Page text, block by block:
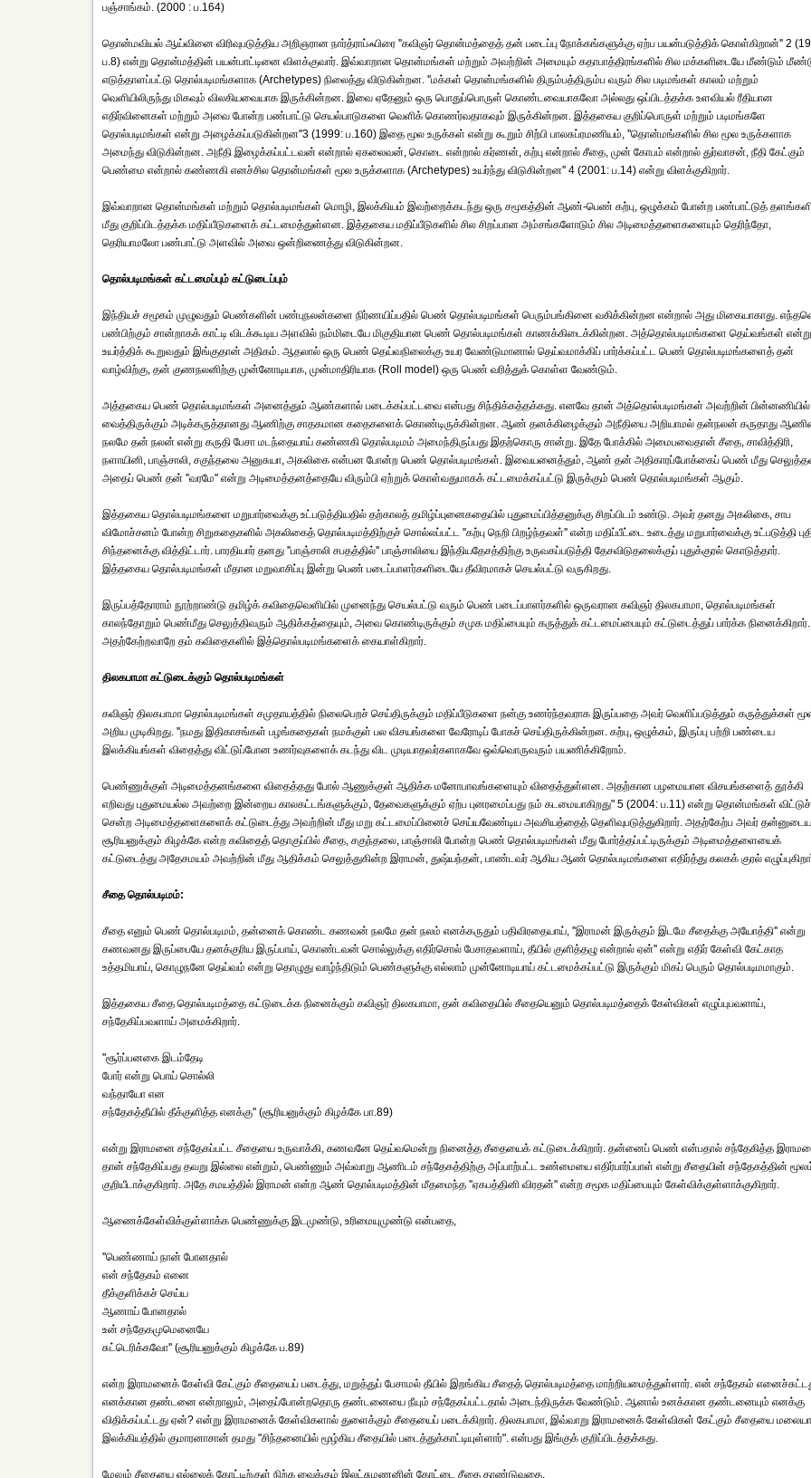
பஞ்சாங்கம். (2000 : ப.164)
தொன்மவியல் ஆய்வினை விரிவுபடுத்திய அறிஞரான நார்த்ராப்ஃபிரை ''கவிஞர் தொன்மத்தைத் தன் படைப்பு நோக்கங்களுக்கு ஏற்ப பயன்படுத்திக் கொள்கிறான்'' 2
ப.8) என்று தொன்மத்தின் பயன்பாட்டினை விளக்குவார். இவ்வாறான தொன்மங்கள் மற்றும் அவற்றின் அமையும் கதாபாத்திரங்களில் சில மக்களிடையே மீண்டும்
எடுத்தாளப்பட்டு தொல்படிமங்களாக (Archetypes) நிலைத்து விடுகின்றன. ''மக்கள் தொன்மங்களில் திரும்பத்திரும்ப வரும் சில படிமங்கள் காலம் மற்றும்
வெளியிலிருந்து மிகவும் விலகியவையாக இருக்கின்றன. இவை ஏதேனும் ஒரு பொதுப்பொருள் கொண்டவையாகவோ அல்லது ஒப்பிடத்தக்க உளவியல் ரீதியான
எதிர்வினைகள் மற்றும் அவை போன்ற பண்பாட்டு செயல்பாடுகளை வெளிக் கொணர்வதாகவும் இருக்கின்றன. இத்தகைய குறிப்பொருள் மற்றும் படிமங்களே
தொல்படிமங்கள் என்று அழைக்கப்படுகின்றன''3 (1999: ப.160) இதை மூல உருக்கள் என்று கூறும் சிற்பி பாலசுப்ரமணியம், ''தொன்மங்களில் சில மூல உருக்களாக
அமைந்து விடுகின்றன. அநீதி இழைக்கப்பட்டவன் என்றால் ஏகலைவன், கொடை என்றால் கர்ணன், கற்பு என்றால் சீதை, முன் கோபம் என்றால் துர்வாசன், நீதி கேட்கும்
பெண்மை என்றால் கண்ணகி எனச்சில தொன்மங்கள் மூல உருக்களாக (Archetypes) உயர்ந்து விடுகின்றன'' 4 (2001: ப.14) என்று விளக்குகிறார்.
இவ்வாறான தொன்மங்கள் மற்றும் தொல்படிமங்கள் மொழி, இலக்கியம் இவற்றைக்கடந்து ஒரு சமூகத்தின் ஆண்-பெண் கற்பு, ஒழுக்கம் போன்ற பண்பாட்டுத்
மீது குறிப்பிடத்தக்க மதிப்பீடுகளைக் கட்டமைத்துள்ளன. இத்தகைய மதிப்பீடுகளில் சில சிறப்பான அம்சங்களோடும் சில அடிமைத்தளைகளையும் தெரிந்தோ,
தெரியாமலோ பண்பாட்டு அளவில் அவை ஒன்றிணைத்து விடுகின்றன.
தொல்படிமங்கள் கட்டமைப்பும் கட்டுடைப்பும்
இந்தியச் சமூகம் முழுவதும் பெண்களின் பண்புநலன்களை நிர்ணயிப்பதில் பெண் தொல்படிமங்கள் பெரும்பங்கினை வகிக்கின்றன என்றால் அது மிகையாகாது.
பண்பிற்கும் சான்றாகக் காட்டி விடக்கூடிய அளவில் நம்மிடையே மிகுதியான பெண் தொல்படிமங்கள் காணக்கிடைக்கின்றன. அத்தொல்படிமங்களை தெய்வங்கள் என்று
உயர்த்திக் கூறுவதும் இங்குதான் அதிகம். ஆதலால் ஒரு பெண் தெய்வநிலைக்கு உயர வேண்டுமானால் தெய்வமாக்கிப் பார்க்கப்பட்ட பெண் தொல்படிமங்களைத் தன்
வாழ்விற்கு, தன் குணநலனிற்கு முன்னோடியாக, முன்மாதிரியாக (Roll model) ஒரு பெண் வரித்துக் கொள்ள வேண்டும்.
அத்தகைய பெண் தொல்படிமங்கள் அனைத்தும் ஆண்களால் படைக்கப்பட்டவை என்பது சிந்திக்கத்தக்கது. எனவே தான் அத்தொல்படிமங்கள் அவற்றின் பின்னணியில்
வைத்திருக்கும் அடிக்கருத்தானது ஆணிற்கு சாதகமான கதைகளைக் கொண்டிருக்கின்றன. ஆண் தனக்கிழைக்கும் அநீதியை அறியாமல் தன்நலன் கருதாது
நலமே தன் நலன் என்று கருதி பேசா மடந்தையாய் கண்ணகி தொல்படிமம் அமைந்திருப்பது இதற்கொரு சான்று. இதே போக்கில் அமைபவைதான் சீதை, சாவித்திரி,
நளாயினி, பாஞ்சாலி, சகுந்தலை அனுசுயா, அகலிகை என்பன போன்ற பெண் தொல்படிமங்கள். இவையனைத்தும், ஆண் தன் அதிகாரப்போக்கைப் பெண் மீது
அதைப் பெண் தன் ''வரமே'' என்று அடிமைத்தனத்தையே விரும்பி ஏற்றுக் கொள்வதுமாகக் கட்டமைக்கப்பட்டு இருக்கும் பெண் தொல்படிமங்கள் ஆகும்.
இத்தகைய தொல்படிமங்களை மறுபார்வைக்கு உட்படுத்தியதில் தற்காலத் தமிழ்ப்புனைகதையில் புதுமைப்பித்தனுக்கு சிறப்பிடம் உண்டு. அவர் தனது அகலிகை, சாப
விமோச்சனம் போன்ற சிறுகதைகளில் அகலிகைத் தொல்படிமத்திற்குச் சொல்லப்பட்ட ''கற்பு நெறி பிறழ்ந்தவள்'' என்ற மதிப்பீட்டை உடைத்து மறுபார்வைக்கு உட்படுத்தி
சிந்தனைக்கு வித்திட்டார். பாரதியார் தனது ''பாஞ்சாலி சபதத்தில்'' பாஞ்சாலியை இந்தியதேசத்திற்கு உருவகப்படுத்தி தேசவிடுதலைக்குப் புதுக்குரல் கொடுத்தார்.
இத்தகைய தொல்படிமங்கள் மீதான மறுவாசிப்பு இன்று பெண் படைப்பாளர்களிடையே தீவிரமாகச் செயல்பட்டு வருகிறது.
இருப்பத்தோராம் நூற்றாண்டு தமிழ்க் கவிதைவெளியில் முனைந்து செயல்பட்டு வரும் பெண் படைப்பாளர்களில் ஒருவரான கவிஞர் திலகபாமா, தொல்படிமங்கள்
காலந்தோறும் பெண்மீது செலுத்திவரும் ஆதிக்கத்தையும், அவை கொண்டிருக்கும் சமுக மதிப்பையும் கருத்துக் கட்டமைப்பையும் கட்டுடைத்துப் பார்க்க நினைக்கிறார்.
அதற்கேற்றவாறே தம் கவிதைகளில் இத்தொல்படிமங்களைக் கையாள்கிறார்.
திலகபாமா கட்டுடைக்கும் தொல்படிமங்கள்
கவிஞர் திலகபாமா தொல்படிமங்கள் சமுதாயத்தில் நிலைபெறச் செய்திருக்கும் மதிப்பீடுகளை நன்கு உணர்ந்தவராக இருப்பதை அவர் வெளிப்படுத்தும் கருத்துக்கள்
அறிய முடிகிறது. ''நமது இதிகாசங்கள் பழங்கதைகள் நமக்குள் பல விசயங்களை வேரோடிப் போகச் செய்திருக்கின்றன. கற்பு, ஒழுக்கம், இருப்பு பற்றி பண்டைய
இலக்கியங்கள் விதைத்து விட்டுப்போன உணர்வுகளைக் கடந்து விட முடியாதவர்களாகவே ஒவ்வொருவரும் பயணிக்கிறோம்.
பெண்ணுக்குள் அடிமைத்தனங்களை விதைத்தது போல் ஆணுக்குள் ஆதிக்க மனோபாவங்களையும் விதைத்துள்ளன. அதற்கான பழமையான விசயங்களைத் தூக்கி
எறிவது புதுமையல்ல அவற்றை இன்றைய காலகட்டங்களுக்கும், தேவைகளுக்கும் ஏற்ப புனரமைப்பது நம் கடமையாகிறது" 5 (2004: ப.11) என்று தொன்மங்கள் விட்டுச்
சென்ற அடிமைத்தளைகளைக் கட்டுடைத்து அவற்றின் மீது மறு கட்டமைப்பினைச் செய்யவேண்டிய அவசியத்தைத் தெளிவுபடுத்துகிறார். அதற்கேற்ப அவர் தன்னுடைய
சூரியனுக்கும் கிழக்கே என்ற கவிதைத் தொகுப்பில் சீதை, சகுந்தலை, பாஞ்சாலி போன்ற பெண் தொல்படிமங்கள் மீது போர்த்தப்பட்டிருக்கும் அடிமைத்தளையைக்
கட்டுடைத்து அதேசமயம் அவற்றின் மீது ஆதிக்கம் செலுத்துகின்ற இராமன், துஷ்யந்தன், பாண்டவர் ஆகிய ஆண் தொல்படிமங்களை எதிர்த்து கலகக் குரல்
சீதை தொல்படிமம்:
சீதை எனும் பெண் தொல்படிமம், தன்னைக் கொண்ட கணவன் நலமே தன் நலம் எனக்கருதும் பதிவிரதையாய், ''இராமன் இருக்கும் இடமே சீதைக்கு அயோத்தி'' என்று
கணவனது இருப்பையே தனக்குரிய இருப்பாய், கொண்டவன் சொல்லுக்கு எதிர்சொல் பேசாதவளாய், தீயில் குளித்தழு என்றால் ஏன்'' என்று எதிர் கேள்வி கேட்காத
உத்தமியாய், கொழுநனே தெய்வம் என்று தொழுது வாழ்ந்திடும் பெண்களுக்கு எல்லாம் முன்னோடியாய் கட்டமைக்கப்பட்டு இருக்கும் மிகப் பெரும் தொல்படிமமாகும்.
இத்தகைய சீதை தொல்படிமத்தை கட்டுடைக்க நினைக்கும் கவிஞர் திலகபாமா, தன் கவிதையில் சீதையெனும் தொல்படிமத்தைக் கேள்விகள் எழுப்புபவளாய்,
சந்தேகிப்பவளாய் அமைக்கிறார்.
''சூர்ப்பனகை இடம்தேடி
போர் என்று பொய் சொல்லி
வந்தாயோ என
சந்தேகத்தீயில் தீக்குளித்த எனக்கு'' (சூரியனுக்கும் கிழக்கே பா.89)
என்று இராமனை சந்தேகப்பட்ட சீதையை உருவாக்கி, கணவனே தெய்வமென்று நினைத்த சீதையைக் கட்டுடைக்கிறார். தன்னைப் பெண் என்பதால் சந்தேகித்த
தான் சந்தேகிப்பது தவறு இல்லை என்றும், பெண்ணும் அவ்வாறு ஆணிடம் சந்தேகத்திற்கு அப்பாற்பட்ட உண்மையை எதிர்பார்ப்பாள் என்று சீதையின் சந்தேகத்தின்
குறியீடாக்குகிறார். அதே சமயத்தில் இராமன் என்ற ஆண் தொல்படிமத்தின் மீதமைந்த ''ஏகபத்தினி விரதன்'' என்ற சமூக மதிப்பையும் கேள்விக்குள்ளாக்குகிறார்.
ஆணைக்கேள்விக்குள்ளாக்க பெண்ணுக்கு இடமுண்டு, உரிமையுமுண்டு என்பதை,
''பெண்ணாய் நான் போனதால்
என் சந்தேகம் எனை
தீக்குளிக்கச் செய்ய
ஆணாய் போனதால்
உன் சந்தேகமுமெனையே
சுட்டெரிக்கவோ'' (சூரியனுக்கும் கிழக்கே ப.89)
என்ற இராமனைக் கேள்வி கேட்கும் சீதையைப் படைத்து, மறுத்துப் பேசாமல் தீயில் இறங்கிய சீதைத் தொல்படிமத்தை மாற்றியமைத்துள்ளார். என் சந்தேகம்
எனக்கான தண்டனை என்றாலும், அதைப்போன்றதொரு தண்டனையை நீயும் சந்தேகப்பட்டதால் அடைந்திருக்க வேண்டும். ஆனால் உனக்கான தண்டனையும் எனக்கு
விதிக்கப்பட்டது ஏன்? என்று இராமனைக் கேள்விகளால் துளைக்கும் சீதையைப் படைக்கிறார். திலகபாமா, இவ்வாறு இராமனைக் கேள்விகள் கேட்கும் சீதையை
இலக்கியத்தில் குமாரனாசான் தமது ''சிந்தனையில் மூழ்கிய சீதையில் படைத்துக்காட்டியுள்ளார்". என்பது இங்குக் குறிப்பிடத்தக்கது.
மேலும் சீதையை எல்லைக் கோட்டிற்குள் நிற்க வைக்கும் இலட்சுமணனின் கோட்டை சீதை தாண்டுவதை,